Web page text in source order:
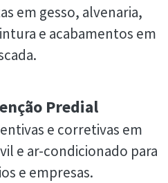
em gesso, alvenaria,
e acabamentos em
Predial
e corretivas em
e ar-condicionado para
e empresas.